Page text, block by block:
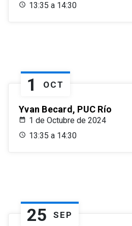
13:35 a 14:30
1 OCT
Yvan Becard, PUC Río
1 de Octubre de 2024
13:35 a 14:30
25 SEP